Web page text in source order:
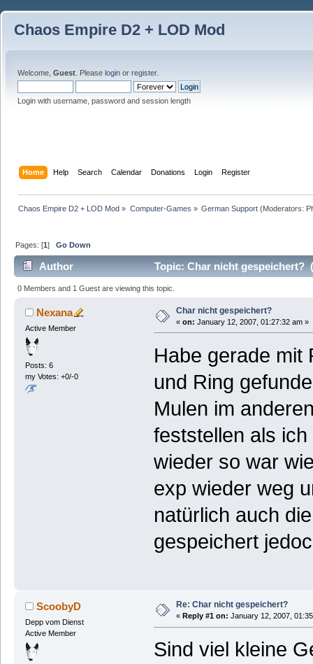
Chaos Empire D2 + LOD Mod
Welcome, Guest . Please login or register.
Login with username, password and session length
Home Help Search Calendar Donations Login Register
Chaos Empire D2 + LOD Mod » Computer-Games » German Support(Moderators:
Pages: [1]Go Down
Author Topic: Char nicht gespeichert?
0 Members and 1 Guest are viewing this topic.
Nexana
Active Member
Posts: 6
my Votes: +0/-0
Char nicht gespeichert?
« on: January 12, 2007, 01:27:32 am »
Habe gerade mit
und Ring
Mulen im
feststellen als
wieder so war
exp wieder weg
natürlich auch
gespeichert
ScoobyD
Depp vom Dienst
Active Member
Re: Char nicht gespeichert?
« Reply #1 on: January 12, 2007,
Sind viel kleine